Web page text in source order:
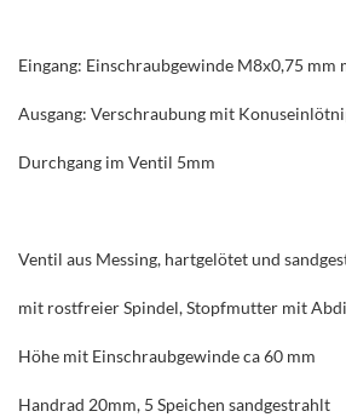
Eingang: Einschraubgewinde M8x0,75
Ausgang: Verschraubung mit
Durchgang im Ventil 5mm
Ventil aus Messing, hartgelötet und
mit rostfreier Spindel, Stopfmutter mit
Höhe mit Einschraubgewinde ca 60 mm
Handrad 20mm, 5 Speichen sandgestrahlt